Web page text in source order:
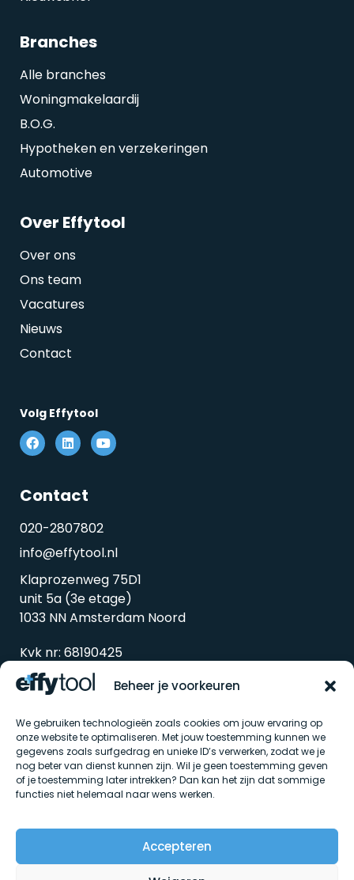
Beheer je voorkeuren
We gebruiken technologieën zoals cookies om jouw ervaring op
onze website te optimaliseren. Met jouw toestemming kunnen we
gegevens zoals surfgedrag en unieke ID’s verwerken, zodat we je
nog beter van dienst kunnen zijn. Wil je geen toestemming geven
of je toestemming later intrekken? Dan kan het zijn dat sommige
functies niet helemaal naar wens werken.
Accepteren
Branches
Alle branches
Woningmakelaardij
B.O.G.
Hypotheken en verzekeringen
Automotive
Over Effytool
Over ons
Ons team
Vacatures
Nieuws
Contact
Volg Effytool
Contact
020-2807802
info@effytool.nl
Klaprozenweg 75D1
unit 5a (3e etage)
1033 NN Amsterdam Noord
Kvk nr: 68190425
Btw nr: 857338298B01
Algemene voorwaarden